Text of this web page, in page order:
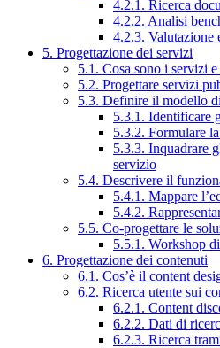
4.2.1. Ricerca
4.2.2. Analisi
4.2.3. Valutazione
5. Progettazione dei servizi
5.1. Cosa sono i servizi
5.2. Progettare servizi
5.3. Definire il modello
5.3.1. Identificare
5.3.2. Formulare
5.3.3. Inquadrare
servizio
5.4. Descrivere il
5.4.1. Mappare
5.4.2.
5.5. Co-progettare le
5.5.1. Workshop
6. Progettazione dei contenuti
6.1. Cos’è il content
6.2. Ricerca utente sui
6.2.1. Content
6.2.2. Dati di
6.2.3. Ricerca